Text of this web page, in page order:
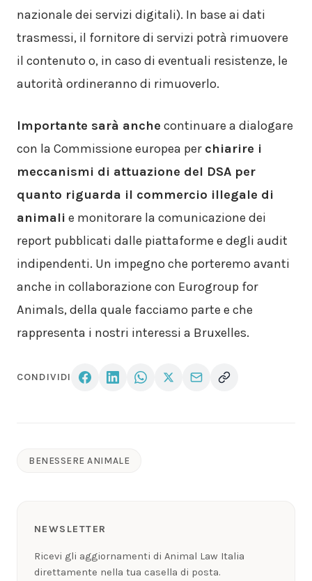
nazionale dei servizi digitali). In base ai dati
trasmessi, il fornitore di servizi potrà rimuovere
il contenuto o, in caso di eventuali resistenze, le
autorità ordineranno di rimuoverlo.
Importante sarà anche continuare a dialogare
con la Commissione europea per chiarire i
meccanismi di attuazione del DSA per
quanto riguarda il commercio illegale di
animali e monitorare la comunicazione dei
report pubblicati dalle piattaforme e degli audit
indipendenti. Un impegno che porteremo avanti
anche in collaborazione con Eurogroup for
Animals, della quale facciamo parte e che
rappresenta i nostri interessi a Bruxelles.
CONDIVIDI
BENESSERE ANIMALE
NEWSLETTER
Ricevi gli aggiornamenti di Animal Law Italia
direttamente nella tua casella di posta.